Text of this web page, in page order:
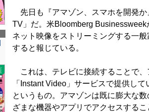
先日も『アマゾン、スマホを開発
TV」だ。米Bloomberg
ネット映像をストリーミングする一
すると報じている。
これは、テレビに接続することで
「Instant Video」サービスで提供し
というもの。アマゾンは既に膨大な
ざまな機器やアプリでアクセスする